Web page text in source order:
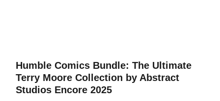
Humble Comics Bundle: The Ultimate
Terry Moore Collection by Abstract
Studios Encore 2025